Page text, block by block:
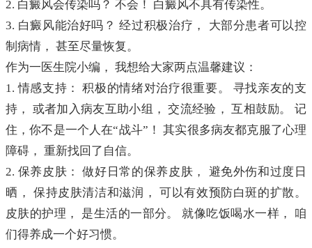
2. 白癜风会传染吗？ 不会！ 白癜风不具有传染性。
3. 白癜风能治好吗？ 经过积极治疗， 大部分患者可以控
制病情， 甚至尽量恢复。
作为一医生院小编， 我想给大家两点温馨建议：
1. 情感支持： 积极的情绪对治疗很重要。 寻找亲友的支
持， 或者加入病友互助小组， 交流经验， 互相鼓励。 记
住，你不是一个人在“战斗”！ 其实很多病友都克服了心理
障碍， 重新找回了自信。
2. 保养皮肤： 做好日常的保养皮肤， 避免外伤和过度日
晒， 保持皮肤清洁和滋润， 可以有效预防白斑的扩散。
皮肤的护理， 是生活的一部分。 就像吃饭喝水一样， 咱
们得养成一个好习惯。